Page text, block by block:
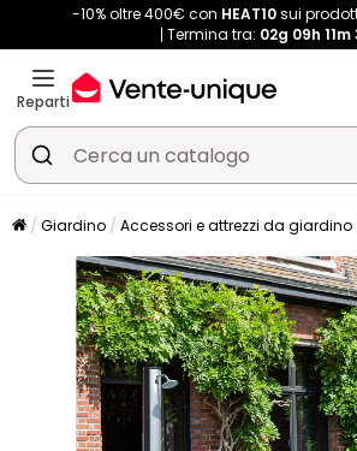
-10% oltre 400€ con HEAT10sui
Termina tra: 02g 09h 11m
Reparti
Giardino Accessori e attrezzi da giardino